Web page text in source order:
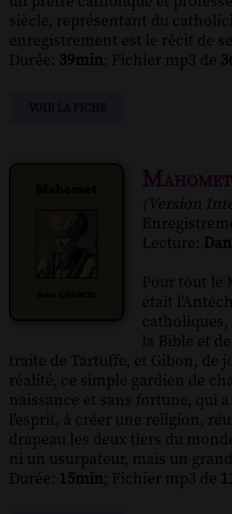
siècle, représentant du
enregistrement est le récit de
Durée: 39min; Fichier mp3 de
Mahomet
(Version
Lecture:
Pour tout le
était
la Bible et
traite de Tartuffe, et Gibon, de
réalité, ce simple gardien de
naissance et sans fortune, qui
l'esprit, à créer une religion,
drapeau les deux tiers du
ni un usurpateur, mais un
Durée: 15min; Fichier mp3 de